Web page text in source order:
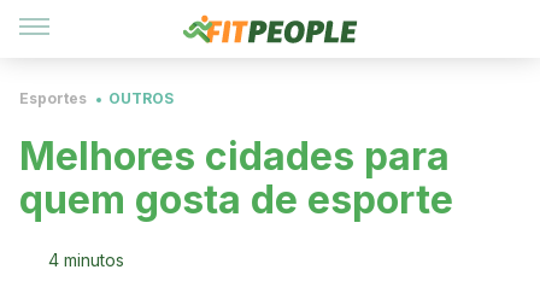
Esportes OUTROS
Melhores cidades para
quem gosta de esporte
4 minutos